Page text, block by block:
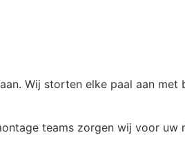
Wij storten elke paal aan
teams zorgen wij voor uw